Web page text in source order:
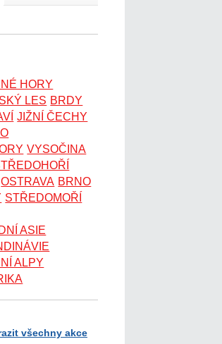
HORY
LES BRDY
JIŽNÍ ČECHY
VYSOČINA
OSTRAVA BRNO
STŘEDOMOŘÍ
ASIE
ALPY
všechny akce